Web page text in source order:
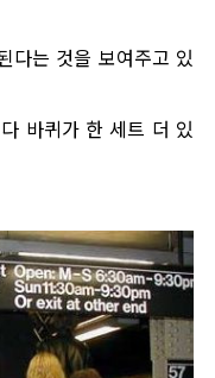
다는 것을 보여주고 있
바퀴가 한 세트 더 있